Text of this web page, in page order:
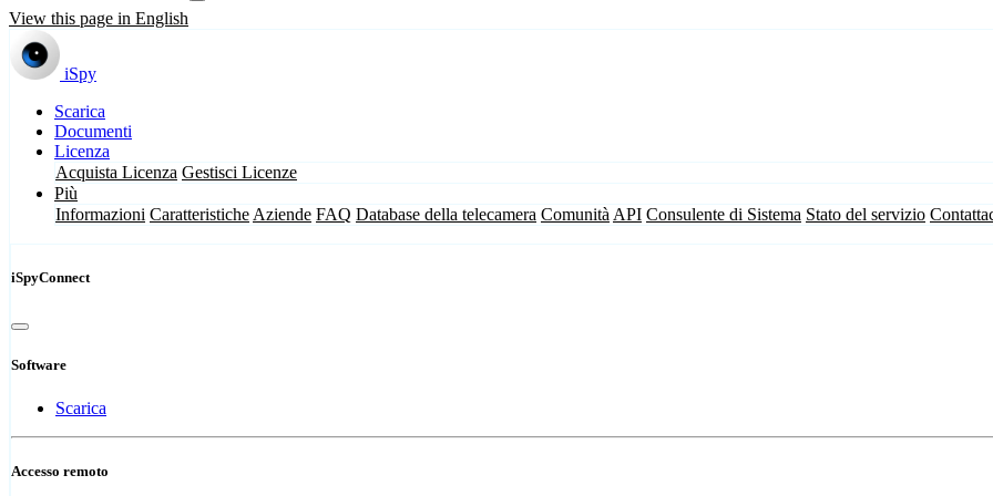
View this page in English
iSpy
Scarica
Documenti
Licenza
Acquista Licenza Gestisci Licenze
Più
Informazioni Caratteristiche Aziende FAQ Database della telecamera Comunità API Consulente di Sistema Stato del servizio
iSpyConnect
Software
Scarica
Accesso remoto